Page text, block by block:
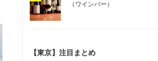
（ワインバー）
【東京】注目まとめ